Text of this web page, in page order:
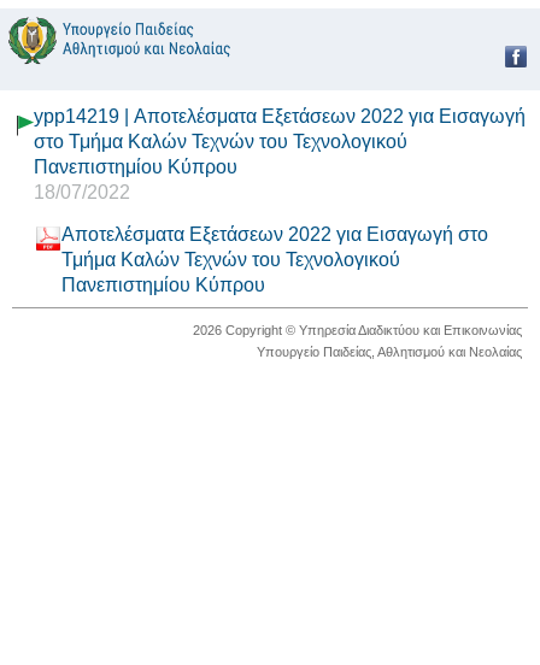
ypp14219 | Αποτελέσματα Εξετάσεων 2022 για Εισαγωγή
στο Τμήμα Καλών Τεχνών του Τεχνολογικού
Πανεπιστημίου Κύπρου
18/07/2022
Αποτελέσματα Εξετάσεων 2022 για Εισαγωγή στο
Τμήμα Καλών Τεχνών του Τεχνολογικού
Πανεπιστημίου Κύπρου
2026 Copyright © Υπηρεσία Διαδικτύου και Επικοινωνίας
Υπουργείο Παιδείας, Αθλητισμού και Νεολαίας